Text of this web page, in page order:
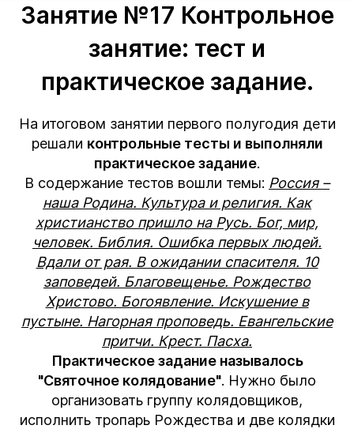
Занятие №17 Контрольное
занятие: тест и
практическое задание.
На итоговом занятии первого полугодия дети
решали контрольные тесты и выполняли
практическое задание.
В содержание тестов вошли темы: Россия –
наша Родина. Культура и религия. Как
христианство пришло на Русь. Бог, мир,
человек. Библия. Ошибка первых людей.
Вдали от рая. В ожидании спасителя. 10
заповедей. Благовещенье. Рождество
Христово. Богоявление. Искушение в
пустыне. Нагорная проповедь. Евангельские
притчи. Крест. Пасха.
Практическое задание называлось
"Святочное колядование". Нужно было
организовать группу колядовщиков,
исполнить тропарь Рождества и две колядки